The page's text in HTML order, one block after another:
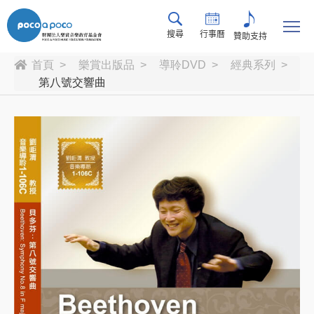
搜尋 行事曆 贊助支持
首頁 樂賞出版品 導聆DVD
經典系列
第八號交響曲